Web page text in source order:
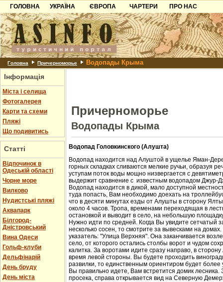
ГОЛОВНА
УКРАЇНА
Карпати
Азов
Причорноморря
Шацьк
ЄВРОПА
Чорногорія
Хорватія
Болгарія
Албанія
ЧАРТЕРИ
ПРО НАС
Контакти
Партнерам
Додати готель
Головна Причерноморье Водопады Крыма
Інформація
Міста і селища
Фотогалерея
Карти та схеми
Пляжі
Що подивитись
Статті
Відпочинок в
Одеській області
Чорне море
Вилково
Нудистські пляжі
Аквапарк
Білгород-
Дністровський
Вина Одеси
Гольф-клуби
Дельфінарій
День бруду
День міста
Причерноморье
Водопады Крыма
Водопад Головкинского (Алушта)
Водопад находится над Алуштой в ущелье Яман-
горных складках сливаются мелкие ручьи, образуя
уступам поток воды мощно низвергается с
выдержит сравнение с известным водопадом Джур-
Водопад находится в дикой, мало доступной
туда попасть, Вам необходимо доехать на
что в десяти минутах езды от Алушты в сторону
около 4 часов. Тропа, временами переходящая в
остановкой и выводит в село, на небольшую
Нужно идти по средней. Когда Вы увидите сетчатый
несколько сосен, то смотрите за вывесками на
указатель: "Улица Верхняя". Она заканчивается
село, от которого остались столбы ворот и чудом
калитка. За воротами идите сразу направо, в
время левой стороны. Вы будете проходить
развилки, то единственным ориентиром будет более
Вы правильно идете, Вам встретится домик лесника.
просека, справа открывается вид на Северную